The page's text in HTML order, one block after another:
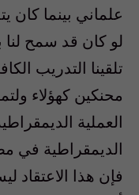
علماني بينما كان
لو كان قد سمح لنا
تلقينا التدريب
محنكين كهؤلاء
العملية
الديمقراطية في
فإن هذا